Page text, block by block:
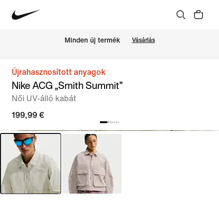
Minden új termék Vásárlás
Újrahasznosított anyagok
Nike ACG „Smith Summit”
Női UV-álló kabát
199,99 €